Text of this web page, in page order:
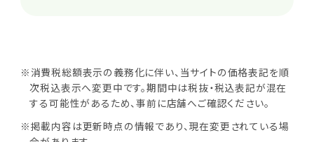
※消費税総額表示の義務化に伴い、当サイトの価格表記を順
次税込表示へ変更中です。期間中は税抜・税込表記が混在
する可能性があるため、事前に店舗へご確認ください。
※掲載内容は更新時点の情報であり、現在変更されている場